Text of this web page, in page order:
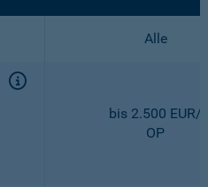
Alle
bis 2.500 EUR/
OP